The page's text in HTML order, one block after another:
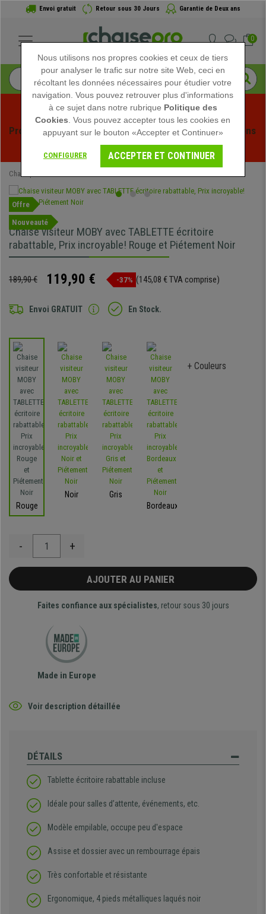
Envoi gratuit Retour sous 30 Jours Garantie de Deux ans
0
Profitez des soldes d'été chez Chaisepro ! Des réductions
exclusives pour une durée limitée - Voir l'offre
Chaisepro
Offre
Nouveauté
Chaise visiteur MOBY avec TABLETTE écritoire
rabattable, Prix incroyable! Rouge et Piétement Noir
189,90 € 119,90 € -37% (145,08 € TVA comprise)
Envoi GRATUIT En Stock.
Rouge
Noir
Gris
Bordeaux
+ Couleurs
- +
AJOUTER AU PANIER
Faites confiance aux spécialistes, retour sous 30 jours
Made in Europe
Voir description détaillée
DÉTAILS
Tablette écritoire rabattable incluse
Idéale pour salles d’attente, événements, etc.
Modèle empilable, occupe peu d'espace
Assise et dossier avec un rembourrage épais
Très confortable et résistante
Ergonomique, 4 pieds métalliques laqués noir
Nous utilisons nos propres cookies et ceux de tiers
pour analyser le trafic sur notre site Web, ceci en
récoltant les données nécessaires pour étudier votre
navigation. Vous pouvez retrouver plus d'informations
à ce sujet dans notre rubrique Politique des
Cookies . Vous pouvez accepter tous les cookies en
appuyant sur le bouton «Accepter et Continuer»
CONFIGURER ACCEPTER ET CONTINUER